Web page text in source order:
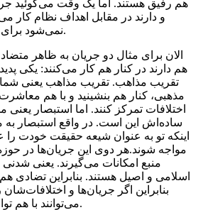
هم رفیق هستند. اما یک وقت می‌گوئید
و دارند در مقابل اهداف نظام کار
نمی‌شود برای وحدت نظر انتظار داشت.
الان برای مثال دو جریان به ظاهر
هم دارند در کنار هم کار می‌کنند: یکی
تقریب مذاهب. تقریب مذاهب یعنی شما
مذهبی، کنار هم بنشینید و با هم
اختلافات تمرکز کنند. اما استبصار یعنی
ساده‌اش این است. در واقع استبصار
اینکه تو به عنوان شیعه حقیقت خودت را
مواجه شوند.هر دوی این جریان‌ها در
منبع امکانات می‌گیرند. یعنی
اسلامی و اصیل هستند. بنابراین
بنابراین اگر جریان‌ها و
می‌توانند با هم توافق کنند و توافق هم دارند.